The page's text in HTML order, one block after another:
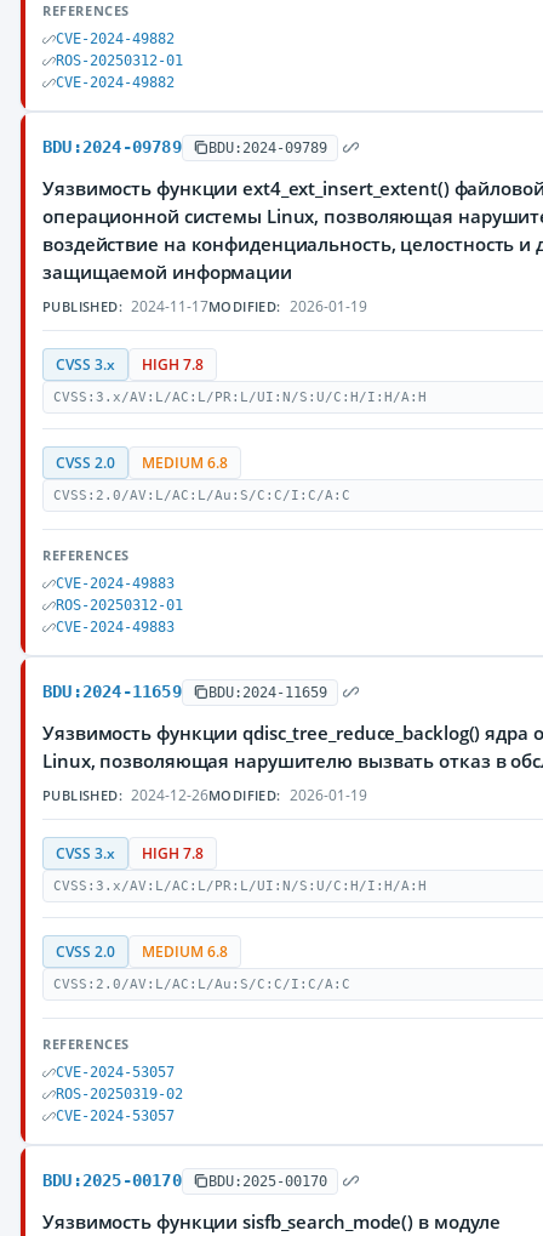
REFERENCES
CVE-2024-49882
ROS-20250312-01
CVE-2024-49882
BDU:2024-09789 BDU:2024-09789
Уязвимость функции ext4_ext_insert_extent()
операционной системы Linux, позволяющая
воздействие на конфиденциальность, целостность и
защищаемой информации
PUBLISHED: 2024-11-17MODIFIED: 2026-01-19
CVSS 3.x HIGH 7.8
CVSS:3.x/AV:L/AC:L/PR:L/UI:N/S:U/C:H/I:H/A:H
CVSS 2.0 MEDIUM 6.8
CVSS:2.0/AV:L/AC:L/Au:S/C:C/I:C/A:C
REFERENCES
CVE-2024-49883
ROS-20250312-01
CVE-2024-49883
BDU:2024-11659 BDU:2024-11659
Уязвимость функции qdisc_tree_reduce_backlog()
Linux, позволяющая нарушителю вызвать отказ в
PUBLISHED: 2024-12-26MODIFIED: 2026-01-19
CVSS 3.x HIGH 7.8
CVSS:3.x/AV:L/AC:L/PR:L/UI:N/S:U/C:H/I:H/A:H
CVSS 2.0 MEDIUM 6.8
CVSS:2.0/AV:L/AC:L/Au:S/C:C/I:C/A:C
REFERENCES
CVE-2024-53057
ROS-20250319-02
CVE-2024-53057
BDU:2025-00170 BDU:2025-00170
Уязвимость функции sisfb_search_mode() в модуле